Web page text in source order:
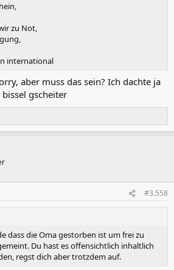
zu Not,
international
aber muss das sein? Ich dachte ja
gscheiter
#3.558
dass die Oma gestorben ist um frei zu
Du hast es offensichtlich inhaltlich
regst dich aber trotzdem auf.